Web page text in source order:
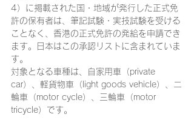
4）に掲載された国・地域が発行した正式免
許の保有者は、筆記試験・実技試験を受ける
ことなく、香港の正式免許の発給を申請でき
ます。日本はこの承認リストに含まれていま
す。
対象となる車種は、自家用車（private
car）、軽貨物車（light goods vehicle）、二
輪車（motor cycle）、三輪車（motor
tricycle）です。